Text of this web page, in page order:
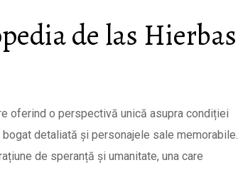
de las Hierbas
oferind o perspectivă unică asupra condiției
detaliată și personajele sale memorabile.
de speranță și umanitate, una care